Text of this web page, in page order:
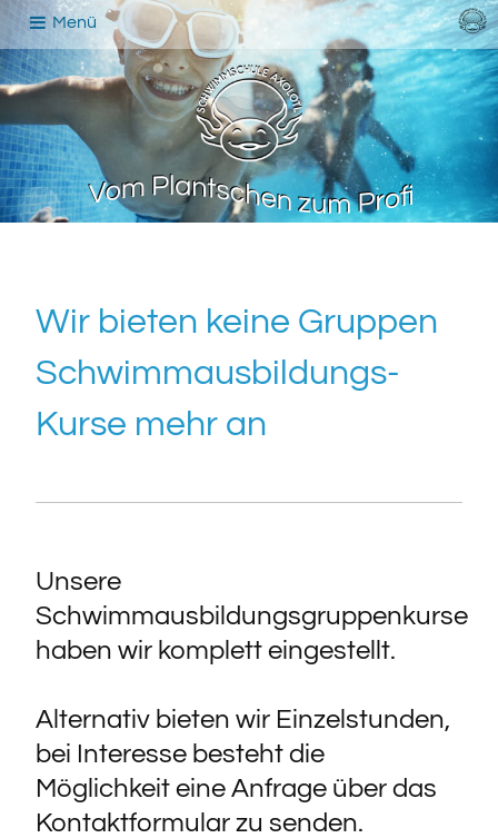
Menü
Wir bieten keine Gruppen
Schwimmausbildungs-
Kurse mehr an
Unsere
Schwimmausbildungsgruppenkurse
haben wir komplett eingestellt.
Alternativ bieten wir Einzelstunden,
bei Interesse besteht die
Möglichkeit eine Anfrage über das
Kontaktformular zu senden.